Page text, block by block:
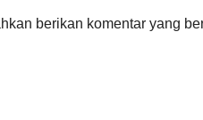
berikan komentar yang